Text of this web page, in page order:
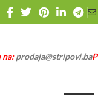
na:prodaja@stripovi.ba